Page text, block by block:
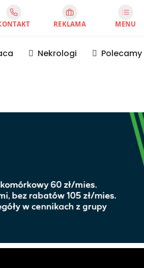
REKLAMA MENU
Nekrologi Polecamy